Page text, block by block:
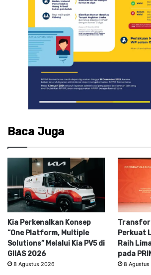
Baca Juga
Kia Perkenalkan Konsep
“One Platform, Multiple
Solutions” Melalui Kia PV5 di
GIIAS 2026
8 Agustus 2026
Perkuat
Raih
pada
8